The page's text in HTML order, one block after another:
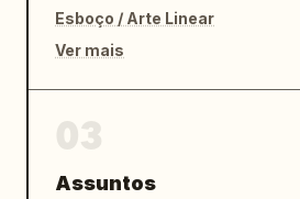
Esboço / Arte Linear
Ver mais
Assuntos